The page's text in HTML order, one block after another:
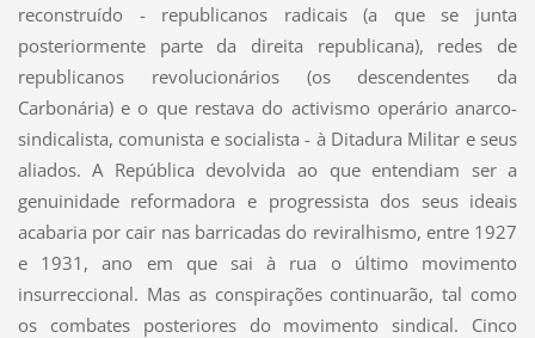
reconstruído - republicanos radicais (a que se junta
posteriormente parte da direita republicana), redes de
republicanos revolucionários (os descendentes da
Carbonária) e o que restava do activismo operário anarco-
sindicalista, comunista e socialista - à Ditadura Militar e seus
aliados. A República devolvida ao que entendiam ser a
genuinidade reformadora e progressista dos seus ideais
acabaria por cair nas barricadas do reviralhismo, entre 1927
e 1931, ano em que sai à rua o último movimento
insurreccional. Mas as conspirações continuarão, tal como
os combates posteriores do movimento sindical. Cinco